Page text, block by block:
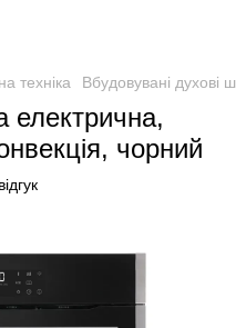
техніка Вбудовувані духові
чорний